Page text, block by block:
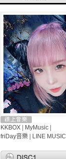
KKBOX MyMusic
friDay音樂
LINE MUSIC